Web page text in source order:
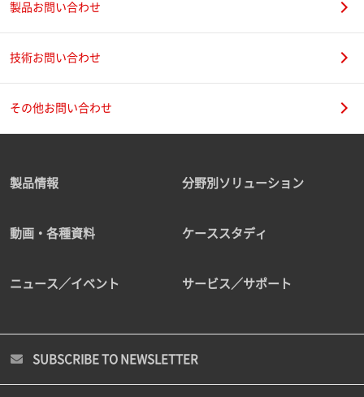
製品お問い合わせ
技術お問い合わせ
その他お問い合わせ
製品情報 分野別ソリューション
動画・各種資料 ケーススタディ
ニュース／イベント サービス／サポート
SUBSCRIBE TO NEWSLETTER